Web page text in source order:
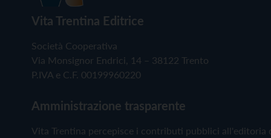
Vita Trentina Editrice
Società Cooperativa
Via Monsignor Endrici, 14 – 38122 Trento
P.IVA e C.F. 00199960220
Amministrazione trasparente
Vita Trentina percepisce i contributi pubblici all'editoria